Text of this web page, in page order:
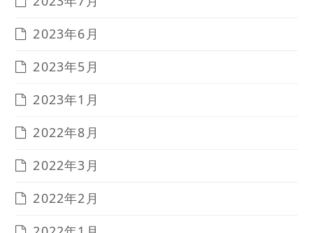
2023年6月
2023年5月
2023年1月
2022年8月
2022年3月
2022年2月